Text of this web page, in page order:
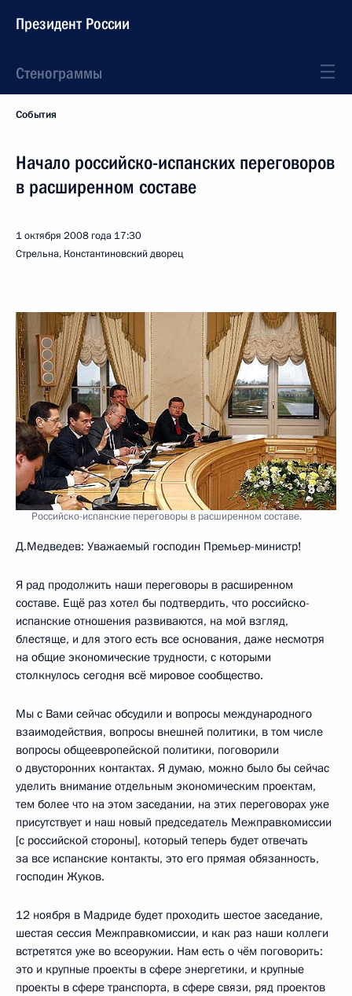
Президент России
Стенограммы
События
Начало российско-испанских переговоров
в расширенном составе
1 октября 2008 года 17:30
Стрельна, Константиновский дворец
Российско-испанские переговоры в расширенном составе.
Д.Медведев: Уважаемый господин Премьер-министр!
Я рад продолжить наши переговоры в расширенном
составе. Ещё раз хотел бы подтвердить, что российско-
испанские отношения развиваются, на мой взгляд,
блестяще, и для этого есть все основания, даже несмотря
на общие экономические трудности, с которыми
столкнулось сегодня всё мировое сообщество.
Мы с Вами сейчас обсудили и вопросы международного
взаимодействия, вопросы внешней политики, в том числе
вопросы общеевропейской политики, поговорили
о двусторонних контактах. Я думаю, можно было бы сейчас
уделить внимание отдельным экономическим проектам,
тем более что на этом заседании, на этих переговорах уже
присутствует и наш новый председатель Межправкомиссии
[с российской стороны], который теперь будет отвечать
за все испанские контакты, это его прямая обязанность,
господин Жуков.
12 ноября в Мадриде будет проходить шестое заседание,
шестая сессия Межправкомиссии, и как раз наши коллеги
встретятся уже во всеоружии. Нам есть о чём поговорить:
это и крупные проекты в сфере энергетики, и крупные
проекты в сфере транспорта, в сфере связи, ряд проектов